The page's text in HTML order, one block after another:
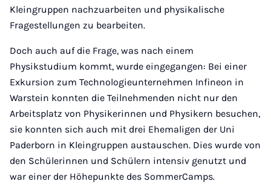
Kleingruppen nachzuarbeiten und physikalische
Fragestellungen zu bearbeiten.
Doch auch auf die Frage, was nach einem
Physikstudium kommt, wurde eingegangen: Bei einer
Exkursion zum Technologieunternehmen Infineon in
Warstein konnten die Teilnehmenden nicht nur den
Arbeitsplatz von Physikerinnen und Physikern besuchen,
sie konnten sich auch mit drei Ehemaligen der Uni
Paderborn in Kleingruppen austauschen. Dies wurde von
den Schülerinnen und Schülern intensiv genutzt und
war einer der Höhepunkte des SommerCamps.